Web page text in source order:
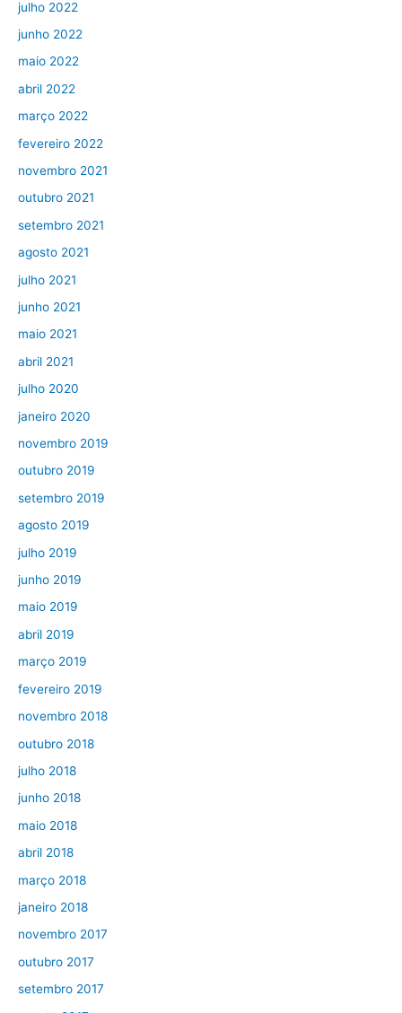
julho 2022
junho 2022
maio 2022
abril 2022
março 2022
fevereiro 2022
novembro 2021
outubro 2021
setembro 2021
agosto 2021
julho 2021
junho 2021
maio 2021
abril 2021
julho 2020
janeiro 2020
novembro 2019
outubro 2019
setembro 2019
agosto 2019
julho 2019
junho 2019
maio 2019
abril 2019
março 2019
fevereiro 2019
novembro 2018
outubro 2018
julho 2018
junho 2018
maio 2018
abril 2018
março 2018
janeiro 2018
novembro 2017
outubro 2017
setembro 2017